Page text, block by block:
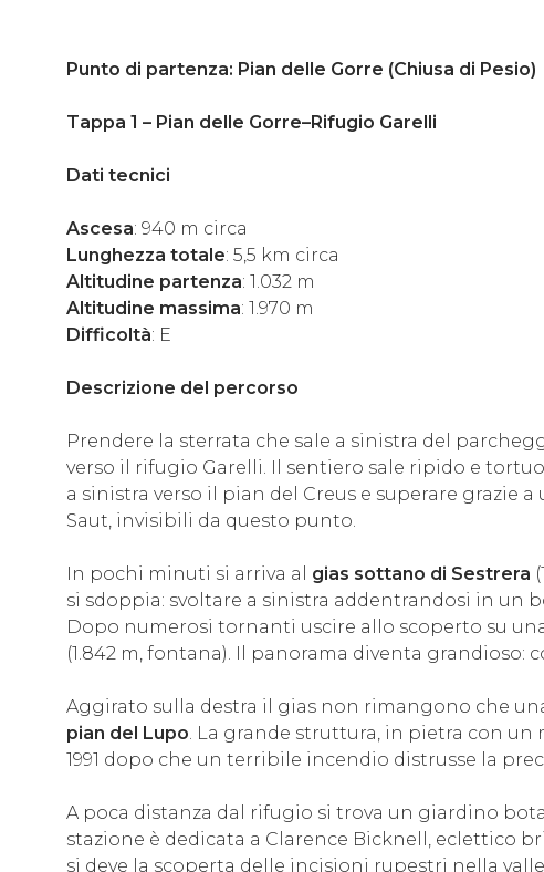
Punto di partenza: Pian delle Gorre (Chiusa di Pesio)
Tappa 1 – Pian delle Gorre–Rifugio Garelli
Dati tecnici
Ascesa: 940 m circa
Lunghezza totale: 5,5 km circa
Altitudine partenza: 1.032 m
Altitudine massima: 1.970 m
Difficoltà: E
Descrizione del percorso
Prendere la sterrata che sale a sinistra del
verso il rifugio Garelli. Il sentiero sale ripido e
a sinistra verso il pian del Creus e superare grazie
Saut, invisibili da questo punto.
In pochi minuti si arriva al gias sottano di Sestrera
si sdoppia: svoltare a sinistra addentrandosi in un
Dopo numerosi tornanti uscire allo scoperto su
(1.842 m, fontana). Il panorama diventa
Aggirato sulla destra il gias non rimangono che
pian del Lupo. La grande struttura, in pietra con
1991 dopo che un terribile incendio distrusse la
A poca distanza dal rifugio si trova un giardino
stazione è dedicata a Clarence Bicknell, eclettico
si deve la scoperta delle incisioni rupestri nella